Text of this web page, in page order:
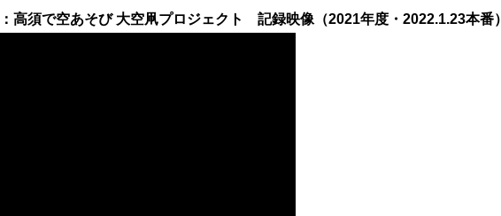
高須で空あそび 大空凧プロジェクト 記録映像（2021年度・2022.1.23本番）